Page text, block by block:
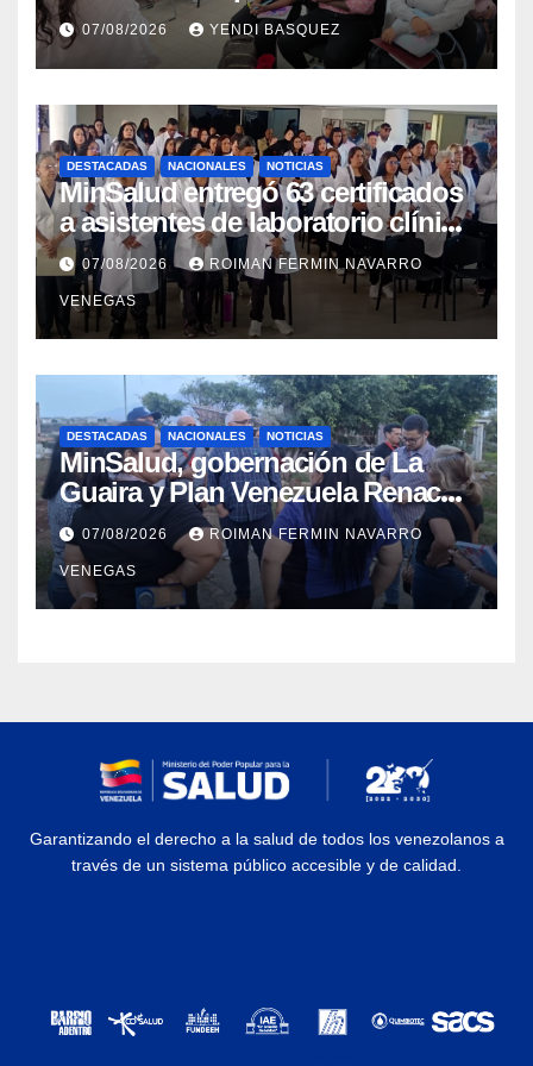
Discapacidad en el Centro de
Rehabilitación J.J. Arvelo
07/08/2026 YENDI BASQUEZ
DESTACADAS NACIONALES NOTICIAS
MinSalud entregó 63 certificados
a asistentes de laboratorio clínico
para garantizar respaldo legal y
profesional
07/08/2026 ROIMAN FERMIN NAVARRO
VENEGAS
DESTACADAS NACIONALES NOTICIAS
MinSalud, gobernación de La
Guaira y Plan Venezuela Renace
iniciaron la rehabilitación integral
del Centro Psicofamiliar El Niño y
el Mar
07/08/2026 ROIMAN FERMIN NAVARRO
VENEGAS
Garantizando el derecho a la salud de todos los venezolanos a
través de un sistema público accesible y de calidad.